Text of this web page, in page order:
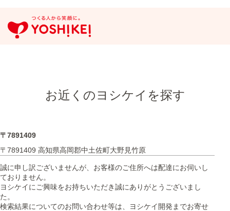
お近くのヨシケイを探す
〒7891409
〒7891409 高知県高岡郡中土佐町大野見竹原
誠に申し訳ございませんが、お客様のご住所へは配達にお伺いし
ておりません。
ヨシケイにご興味をお持ちいただき誠にありがとうございまし
た。
検索結果についてのお問い合わせ等は、ヨシケイ開発までお寄せ